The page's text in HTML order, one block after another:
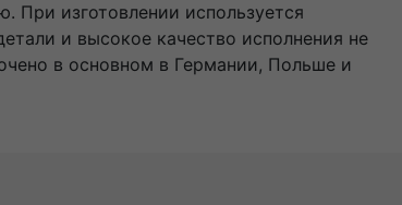
При изготовлении используется
и высокое качество исполнения не
в основном в Германии, Польше и